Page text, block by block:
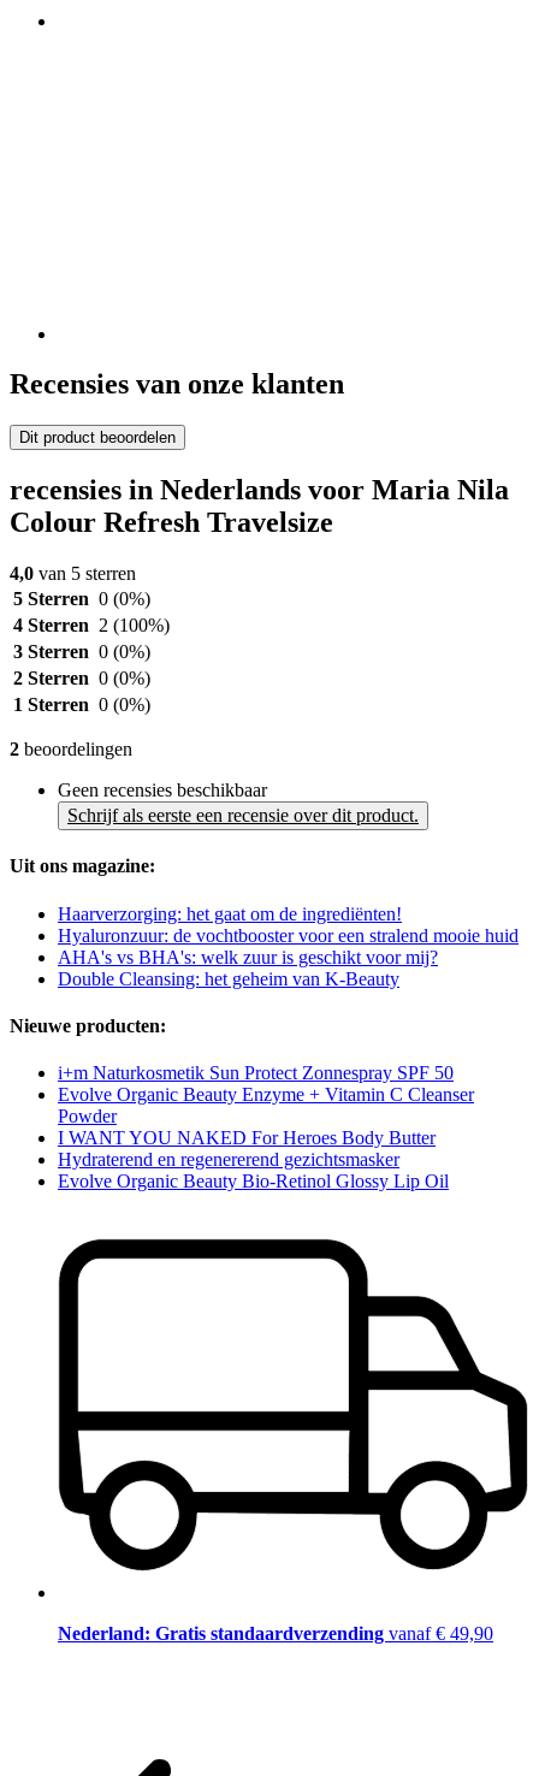
Recensies van onze klanten
Dit product beoordelen
recensies in Nederlands voor Maria Nila
Colour Refresh Travelsize
4,0 van 5 sterren
5 Sterren 0 (0%)
4 Sterren 2 (100%)
3 Sterren 0 (0%)
2 Sterren 0 (0%)
1 Sterren 0 (0%)
2 beoordelingen
Geen recensies beschikbaar
Schrijf als eerste een recensie over dit product.
Uit ons magazine:
Haarverzorging: het gaat om de ingrediënten!
Hyaluronzuur: de vochtbooster voor een stralend mooie huid
AHA's vs BHA's: welk zuur is geschikt voor mij?
Double Cleansing: het geheim van K-Beauty
Nieuwe producten:
i+m Naturkosmetik Sun Protect Zonnespray SPF 50
Evolve Organic Beauty Enzyme + Vitamin C Cleanser
Powder
I WANT YOU NAKED For Heroes Body Butter
Hydraterend en regenererend gezichtsmasker
Evolve Organic Beauty Bio-Retinol Glossy Lip Oil
Nederland: Gratis standaardverzending vanaf € 49,90